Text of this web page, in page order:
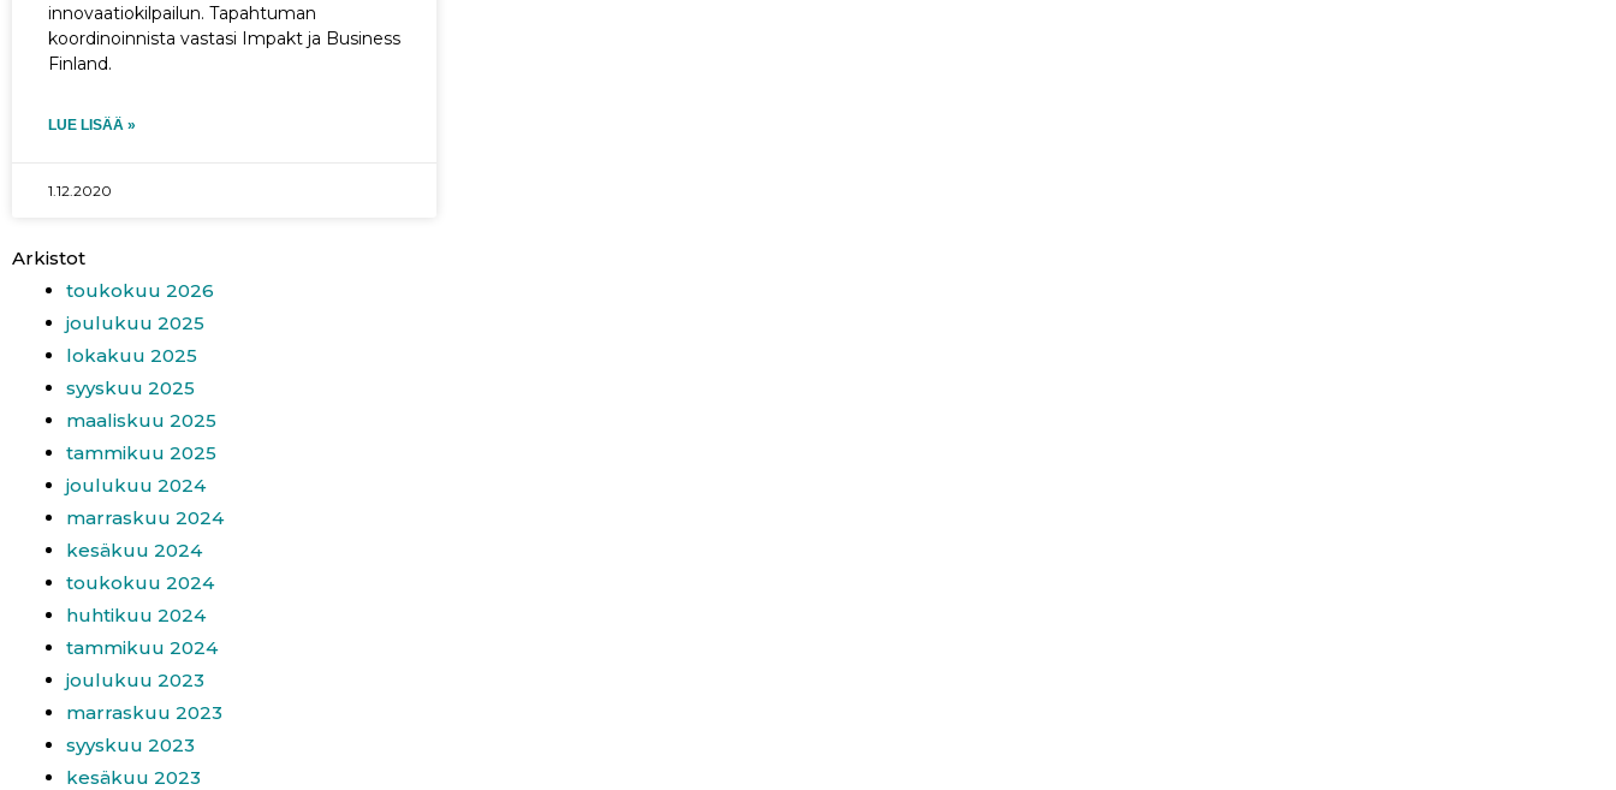
innovaatiokilpailun. Tapahtuman
koordinoinnista vastasi Impakt ja Business
Finland.
LUE LISÄÄ »
1.12.2020
Arkistot
toukokuu 2026
joulukuu 2025
lokakuu 2025
syyskuu 2025
maaliskuu 2025
tammikuu 2025
joulukuu 2024
marraskuu 2024
kesäkuu 2024
toukokuu 2024
huhtikuu 2024
tammikuu 2024
joulukuu 2023
marraskuu 2023
syyskuu 2023
kesäkuu 2023